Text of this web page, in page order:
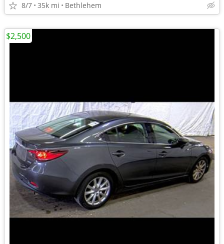
8/7 35k mi Bethlehem
$2,500